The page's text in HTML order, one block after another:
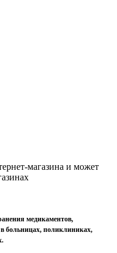
магазина и может
медикаментов,
больницах, поликлиниках,